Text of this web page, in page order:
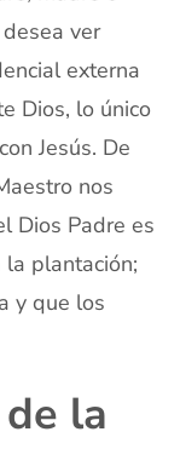
ver
externa
Dios, lo único
Jesús. De
nos
Dios Padre es
plantación;
y que los
la